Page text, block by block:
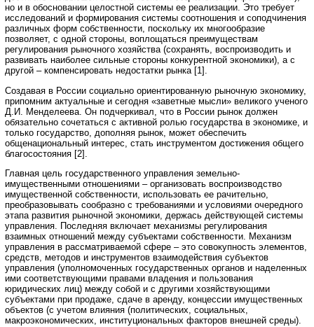
но и в обосновании целостной системы ее реализации. Это требует
исследований и формирования системы соотношения и соподчинения
различных форм собственности, поскольку их многообразие
позволяет, с одной стороны, воплощаться преимуществам
регулирования рыночного хозяйства (сохранять, воспроизводить и
развивать наиболее сильные стороны конкурентной экономики), а с
другой – компенсировать недостатки рынка [1].
Создавая в России социально ориентированную рыночную экономику,
припомним актуальные и сегодня «заветные мысли» великого ученого
Д.И. Менделеева. Он подчеркивал, что в России рынок должен
обязательно сочетаться с активной ролью государства в экономике, и
только государство, дополняя рынок, может обеспечить
общенациональный интерес, стать инструментом достижения общего
благосостояния [2].
Главная цель государственного управления земельно-
имущественными отношениями – организовать воспроизводство
имущественной собственности, использовать ее рачительно,
преобразовывать сообразно с требованиями и условиями очередного
этапа развития рыночной экономики, держась действующей системы
управления. Последняя включает механизмы регулирования
взаимных отношений между субъектами собственности. Механизм
управления в рассматриваемой сфере – это совокупность элементов,
средств, методов и инструментов взаимодействия субъектов
управления (уполномоченных государственных органов и наделенных
ими соответствующими правами владения и пользования
юридических лиц) между собой и с другими хозяйствующими
субъектами при продаже, сдаче в аренду, концессии имущественных
объектов (с учетом влияния (политических, социальных,
макроэкономических, институциональных факторов внешней среды).